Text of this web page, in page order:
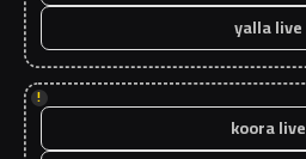
yalla live
!
koora live